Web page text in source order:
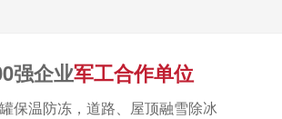
强企业军工合作单位
保温防冻，道路、屋顶融雪除冰